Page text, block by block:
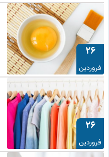
26
فروردین
26
فروردین